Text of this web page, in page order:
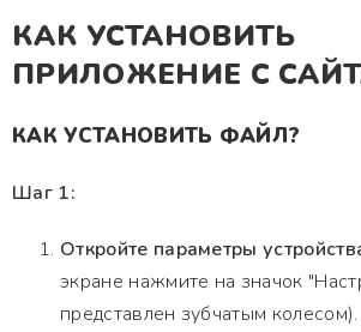
КАК УСТАНОВИТЬ
ПРИЛОЖЕНИЕ С
КАК УСТАНОВИТЬ ФАЙЛ?
Шаг 1:
Откройте параметры
экране нажмите на значок
представлен зубчатым колесом).